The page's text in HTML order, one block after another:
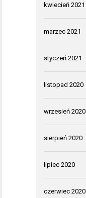
kwiecień 2021
marzec 2021
styczeń 2021
listopad 2020
wrzesień 2020
sierpień 2020
lipiec 2020
czerwiec 2020